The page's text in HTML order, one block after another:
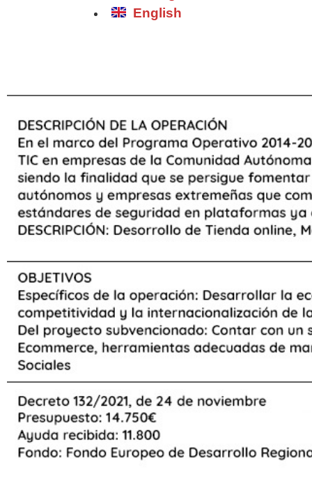
English